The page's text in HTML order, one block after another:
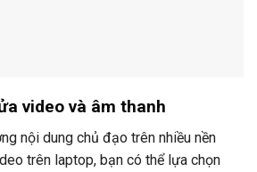
video và âm thanh
nội dung chủ đạo trên nhiều nền
trên laptop, bạn có thể lựa chọn